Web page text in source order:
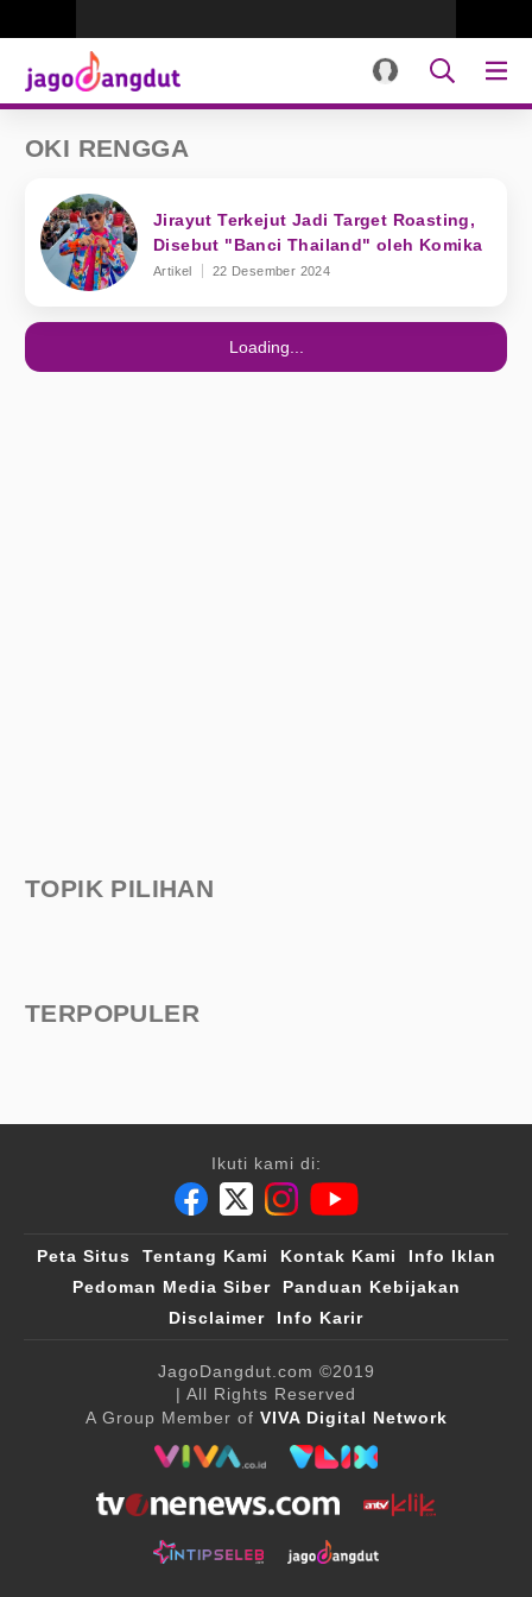
OKI RENGGA
Jirayut Terkejut Jadi Target Roasting,
Disebut "Banci Thailand" oleh Komika
Artikel 22 Desember 2024
Loading...
TOPIK PILIHAN
TERPOPULER
Ikuti kami di:
Peta Situs Tentang Kami Kontak Kami
Info Iklan
Pedoman Media Siber
Panduan Kebijakan
Disclaimer
Info Karir
JagoDangdut.com ©2019
| All Rights Reserved
A Group Member of VIVA Digital Network